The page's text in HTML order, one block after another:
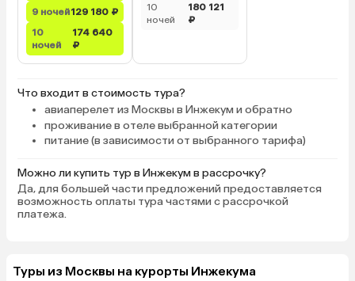
9 ночей129 180 ₽
10
ночей
174 640
₽
10
ночей
180 121
₽
Что входит в стоимость тура?
авиаперелет из Москвы в Инжекум и обратно
проживание в отеле выбранной категории
питание (в зависимости от выбранного тарифа)
Можно ли купить тур в Инжекум в рассрочку?
Да, для большей части предложений предоставляется
возможность оплаты тура частями с рассрочкой
платежа.
Туры из Москвы на курорты Инжекума